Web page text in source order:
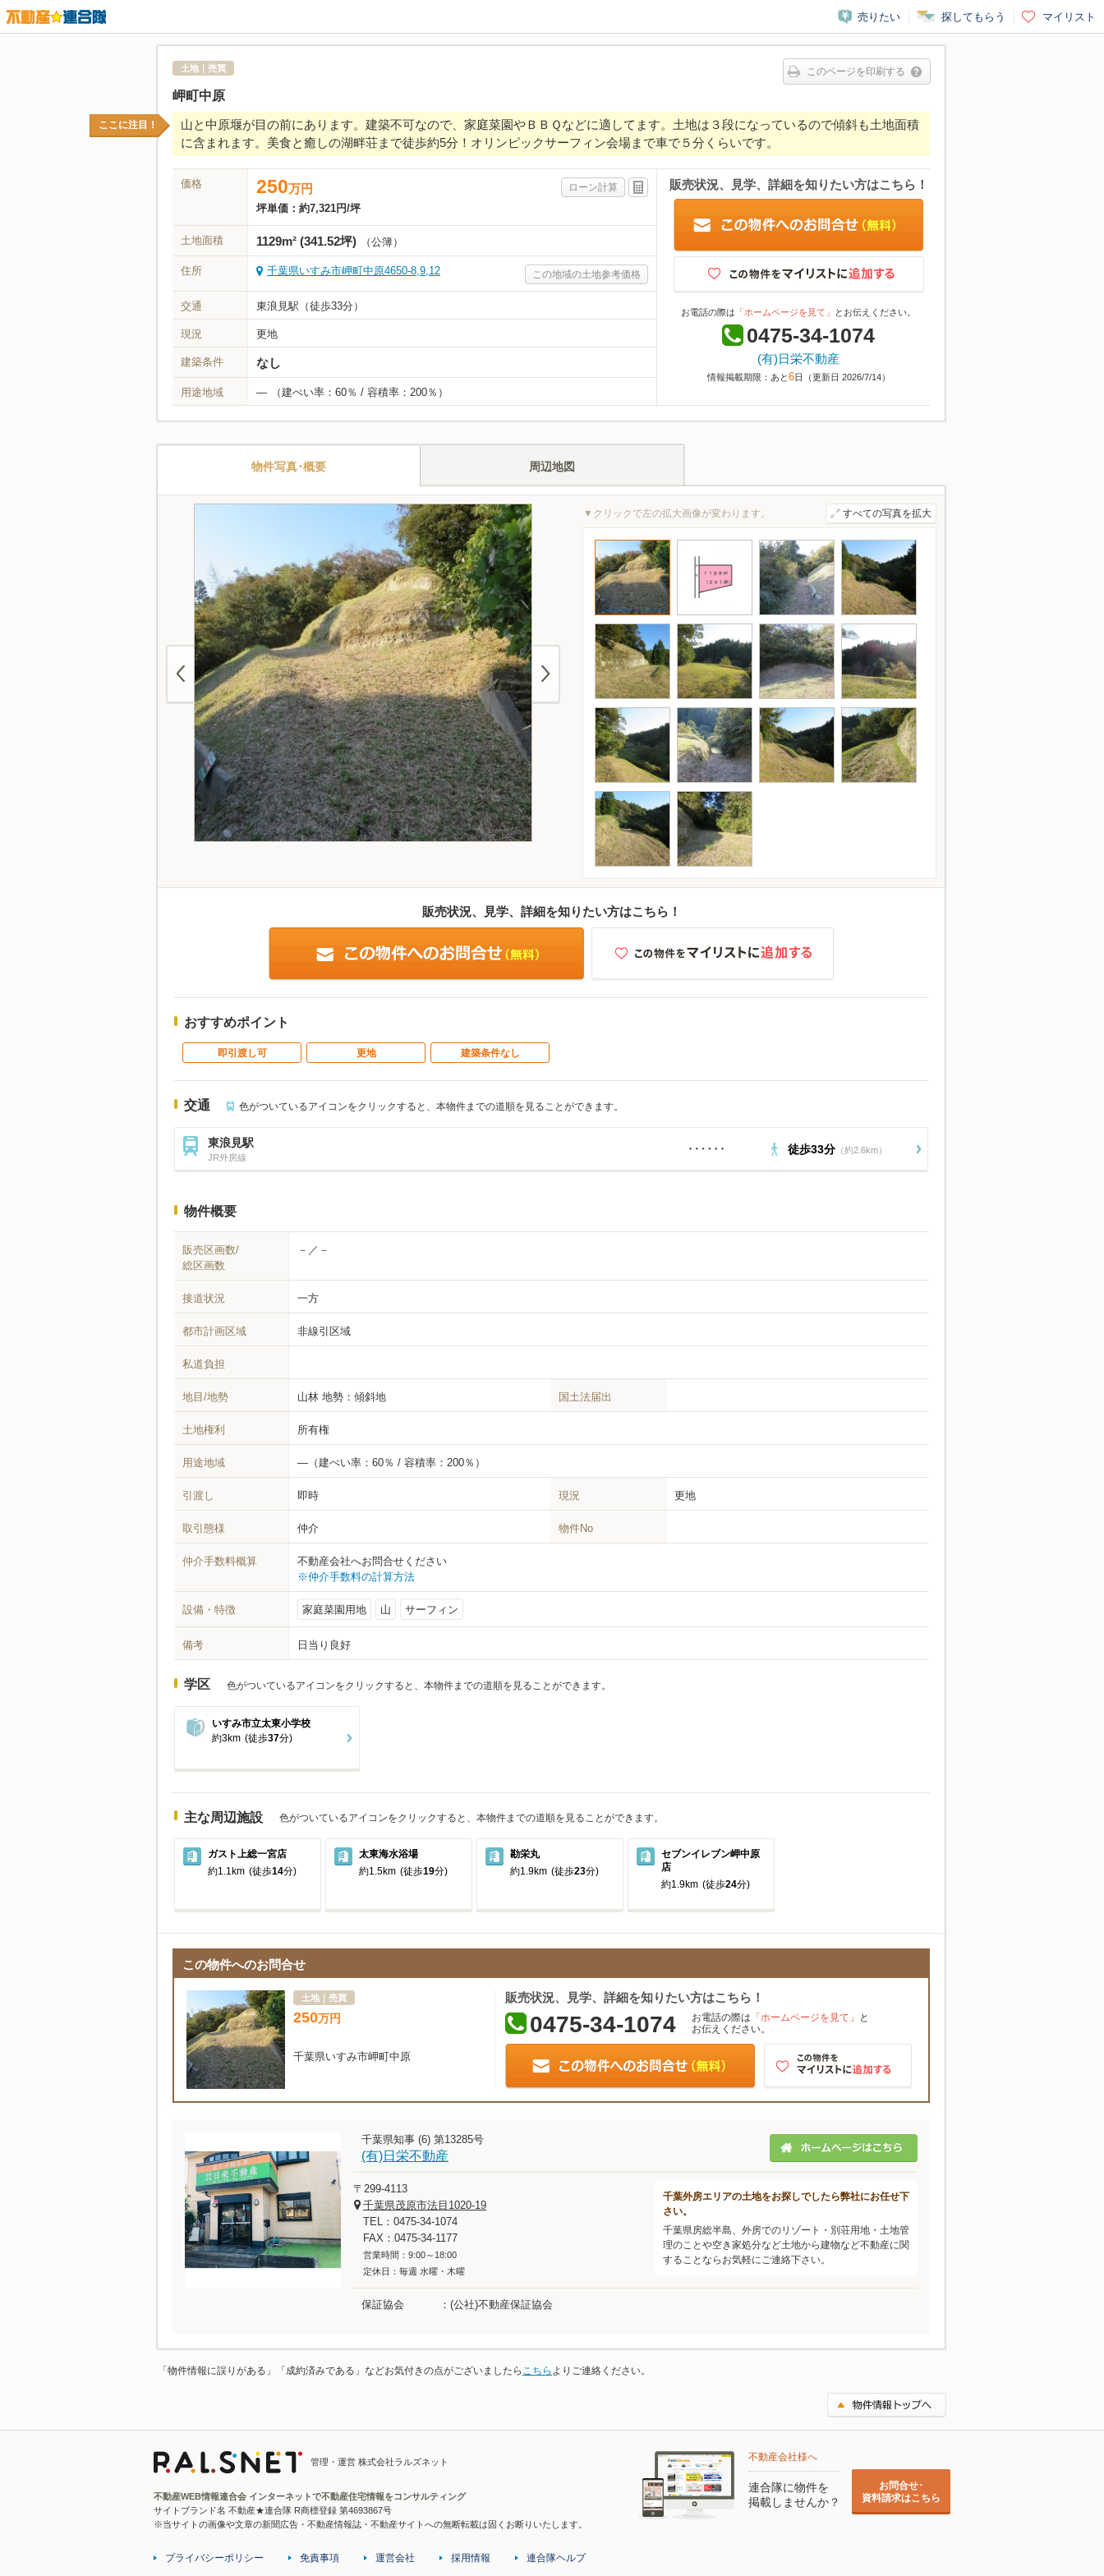
売りたい 探してもらう マイリスト
土地｜売買 このページを印刷する
岬町中原
ここに注目！
山と中原堰が目の前にあります。建築不可なので、家庭菜園やＢＢＱなどに適してます。土地は３段になっているので傾斜も土地面積
に含まれます。美食と癒しの湖畔荘まで徒歩約5分！オリンピックサーフィン会場まで車で５分くらいです。
価格 ローン計算
250万円
坪単価： 約7,321円/坪
土地面積 1129m² (341.52坪) （公簿）
住所 この地域の土地参考価格
千葉県いすみ市岬町中原4650-8,9,12
交通 東浪見駅（徒歩33分）
現況 更地
建築条件 なし
用途地域 ― （建ぺい率：60％ / 容積率：200％）
販売状況、見学、詳細を知りたい方はこちら！
お電話の際は 「ホームページを見て」 とお伝えください。
0475-34-1074
(有)日栄不動産
情報掲載期限：あと6日（更新日 2026/7/14）
物件写真･概要 周辺地図
▼クリックで左の拡大画像が変わります。 すべての写真を拡大
販売状況、見学、詳細を知りたい方はこちら！
おすすめポイント
即引渡し可 更地 建築条件なし
交通 色がついているアイコンをクリックすると、本物件までの道順を見ることができます。
東浪見駅
JR外房線
徒歩33分 （約2.6km）
物件概要
販売区画数/
総区画数
－／－
接道状況 一方
都市計画区域 非線引区域
私道負担
地目/地勢 山林 地勢：傾斜地 国土法届出
土地権利 所有権
用途地域 ― （建ぺい率：60％ / 容積率：200％）
引渡し 即時 現況 更地
取引態様 仲介 物件No
仲介手数料概算
不動産会社へお問合せください
※仲介手数料の計算方法
設備・特徴 家庭菜園用地 山 サーフィン
備考 日当り良好
学区 色がついているアイコンをクリックすると、本物件までの道順を見ることができます。
いすみ市立太東小学校
約3km (徒歩37分)
主な周辺施設 色がついているアイコンをクリックすると、本物件までの道順を見ることができます。
ガスト上総一宮店
約1.1km (徒歩14分)
太東海水浴場
約1.5km (徒歩19分)
勘栄丸
約1.9km (徒歩23分)
セブンイレブン岬中原
店
約1.9km (徒歩24分)
この物件へのお問合せ
土地｜売買
250万円
千葉県いすみ市岬町中原
販売状況、見学、詳細を知りたい方はこちら！
0475-34-1074 お電話の際は 「ホームページを見て」
と
お伝えください。
千葉県知事 (6) 第13285号
(有)日栄不動産
〒299-4113
千葉県茂原市法目1020-19
TEL：0475-34-1074
FAX：0475-34-1177
営業時間：9:00～18:00
定休日：毎週 水曜・木曜
千葉外房エリアの土地をお探しでしたら弊社にお任せ下
さい。
千葉県房総半島、外房でのリゾート・別荘用地・土地管
理のことや空き家処分など土地から建物など不動産に関
することならお気軽にご連絡下さい。
保証協会 (公社)不動産保証協会
「物件情報に誤りがある」「成約済みである」などお気付きの点がございましたら こちら よりご連絡ください。
管理・運営 株式会社ラルズネット
不動産WEB情報連合会 インターネットで不動産住宅情報をコンサルティング
サイトブランド名 不動産★連合隊 R商標登録 第4693867号
※当サイトの画像や文章の新聞広告・不動産情報誌・不動産サイトへの無断転載は固くお断りいたします。
プライバシーポリシー 免責事項 運営会社 採用情報 連合隊ヘルプ
不動産会社様へ
連合隊に物件を
掲載しませんか？
お問合せ･
資料請求はこちら